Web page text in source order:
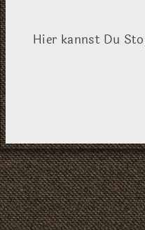
Hier kannst Du